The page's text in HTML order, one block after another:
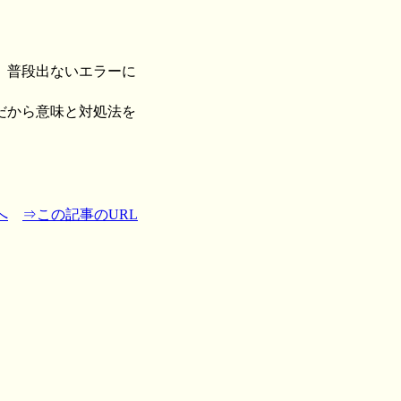
普段出ないエラーに
ら意味と対処法を
⇒この記事のURL